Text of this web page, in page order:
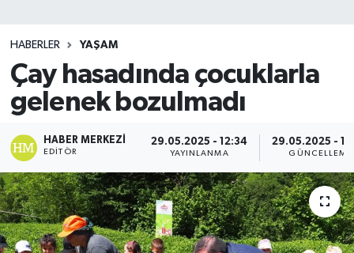
HABERLER YAŞAM
Çay hasadında çocuklarla
gelenek bozulmadı
HABER MERKEZI
EDITÖR
29.05.2025 - 12:34
YAYINLANMA
29.05.2025 -
GÜNCELLEME
Teknoloji
TRABZON
TRABZONSPOR
Yaşam